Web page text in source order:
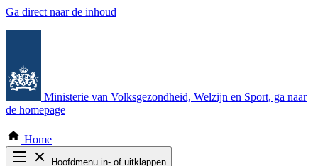
Ga direct naar de inhoud
Ministerie van Volksgezondheid, Welzijn en Sport, ga naar
de homepage
Home
Hoofdmenu in- of uitklappen